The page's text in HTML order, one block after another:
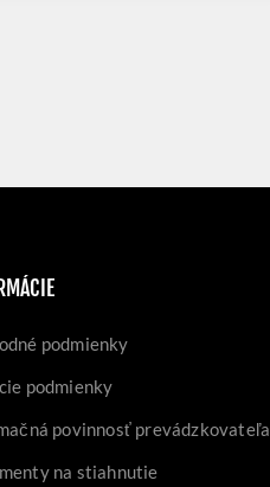
podmienky
podmienky
povinnosť prevádzkovateľa
na stiahnutie